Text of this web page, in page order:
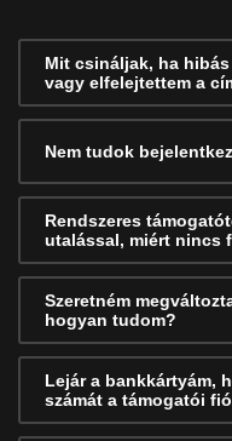
Mit csináljak, ha
vagy elfelejtettem a
Nem tudok
Rendszeres
utalással, miért nincs
Szeretném
hogyan tudom?
Lejár a bankkártyám,
számát a támogatói